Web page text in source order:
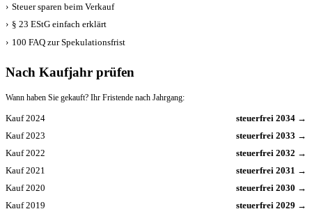
› Steuer sparen beim Verkauf
› § 23 EStG einfach erklärt
› 100 FAQ zur Spekulationsfrist
Nach Kaufjahr prüfen
Wann haben Sie gekauft? Ihr Fristende nach Jahrgang:
Kauf 2024
steuerfrei 2034 →
Kauf 2023
steuerfrei 2033 →
Kauf 2022
steuerfrei 2032 →
Kauf 2021
steuerfrei 2031 →
Kauf 2020
steuerfrei 2030 →
Kauf 2019
steuerfrei 2029 →